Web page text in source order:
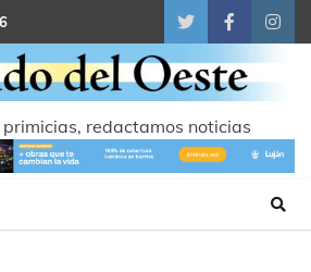
TwitterFacebook
redactamos noticias